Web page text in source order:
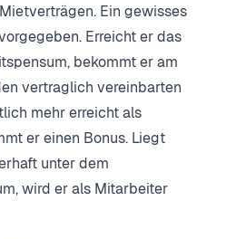
Ein gewisses
Erreicht er das
bekommt er am
vertraglich vereinbarten
mehr erreicht als
er einen Bonus. Liegt
unter dem
wird er als Mitarbeiter